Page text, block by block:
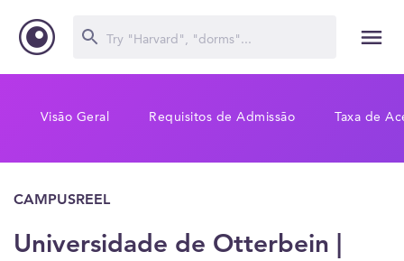
Visão Geral Requisitos de Admissão Taxa de
CAMPUSREEL
Universidade de Otterbein |